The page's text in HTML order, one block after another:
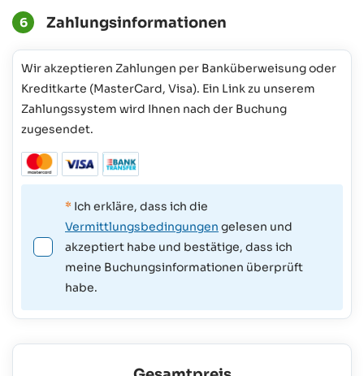
6 Zahlungsinformationen
Wir akzeptieren Zahlungen per Banküberweisung oder
Kreditkarte (MasterCard, Visa). Ein Link zu unserem
Zahlungssystem wird Ihnen nach der Buchung
zugesendet.
* Ich erkläre, dass ich die
Vermittlungsbedingungen gelesen und
akzeptiert habe und bestätige, dass ich
meine Buchungsinformationen überprüft
habe.